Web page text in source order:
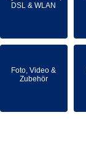
DSL & WLAN
Foto, Video &
Zubehör